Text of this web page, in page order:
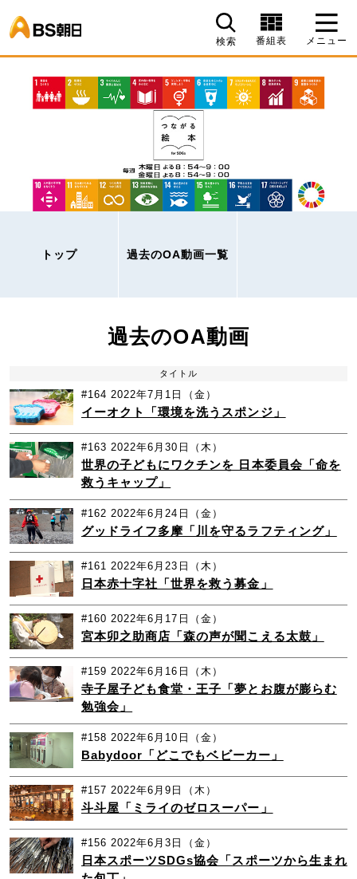
検索 番組表 メニュー
トップ 過去のOA動画一覧
過去のOA動画
タイトル
#164 2022年7月1日（金）
イーオクト「環境を洗うスポンジ」
#163 2022年6月30日（木）
世界の子どもにワクチンを 日本委員会「命を
救うキャップ」
#162 2022年6月24日（金）
グッドライフ多摩「川を守るラフティング」
#161 2022年6月23日（木）
日本赤十字社「世界を救う募金」
#160 2022年6月17日（金）
宮本卯之助商店「森の声が聞こえる太鼓」
#159 2022年6月16日（木）
寺子屋子ども食堂・王子「夢とお腹が膨らむ
勉強会」
#158 2022年6月10日（金）
Babydoor「どこでもベビーカー」
#157 2022年6月9日（木）
斗斗屋「ミライのゼロスーパー」
#156 2022年6月3日（金）
日本スポーツSDGs協会「スポーツから生まれ